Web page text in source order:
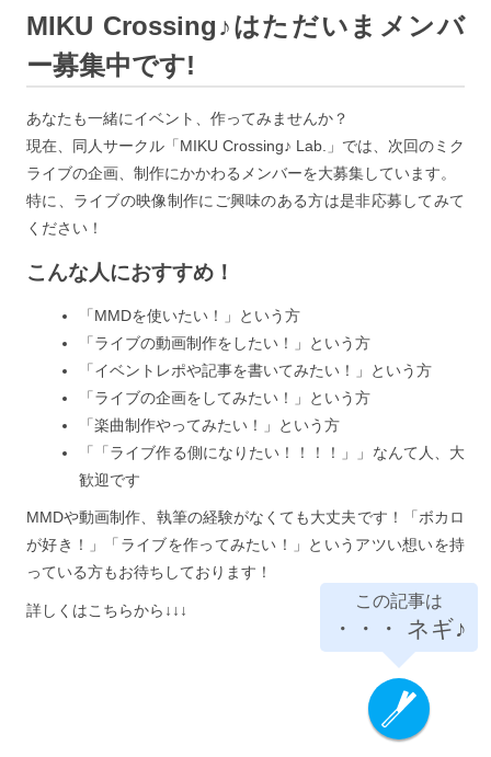
MIKU Crossing♪はただいまメンバ
ー募集中です!
あなたも一緒にイベント、作ってみませんか？
現在、同人サークル「MIKU Crossing♪ Lab.」では、次回のミク
ライブの企画、制作にかかわるメンバーを大募集しています。
特に、ライブの映像制作にご興味のある方は是非応募してみて
ください！
こんな人におすすめ！
「MMDを使いたい！」という方
「ライブの動画制作をしたい！」という方
「イベントレポや記事を書いてみたい！」という方
「ライブの企画をしてみたい！」という方
「楽曲制作やってみたい！」という方
「「ライブ作る側になりたい！！！！」」なんて人、大
歓迎です
MMDや動画制作、執筆の経験がなくても大丈夫です！「ボカロ
が好き！」「ライブを作ってみたい！」というアツい想いを持
っている方もお待ちしております！
詳しくはこちらから↓↓↓
この記事は
・・・ ネギ♪